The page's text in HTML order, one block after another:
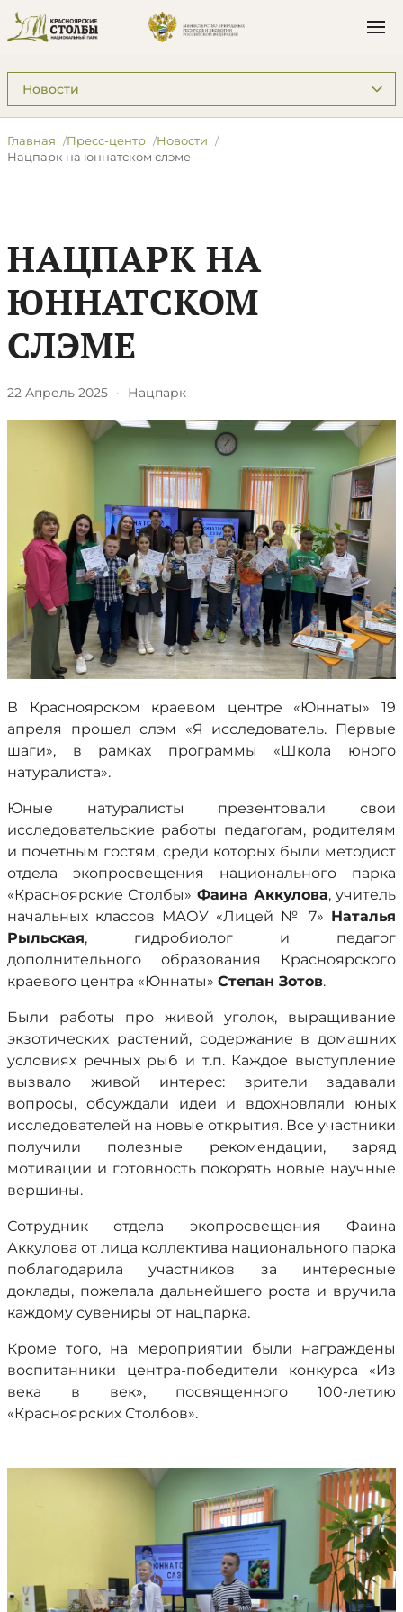
Подразделы: Пресс-центр
Главная Пресс-центр
Новости
​Нацпарк на юннатском слэме
​НАЦПАРК НА
ЮННАТСКОМ
СЛЭМЕ
22 Апрель 2025 · Нацпарк
В Красноярском краевом центре «Юннаты» 19
апреля прошел слэм «Я исследователь. Первые
шаги», в рамках программы «Школа юного
натуралиста».
Юные натуралисты презентовали свои
исследовательские работы педагогам, родителям
и почетным гостям, среди которых были методист
отдела экопросвещения национального парка
«Красноярские Столбы» Фаина Аккулова, учитель
начальных классов МАОУ «Лицей № 7» Наталья
Рыльская, гидробиолог и педагог
дополнительного образования Красноярского
краевого центра «Юннаты» Степан Зотов.
Были работы про живой уголок, выращивание
экзотических растений, содержание в домашних
условиях речных рыб и т.п. Каждое выступление
вызвало живой интерес: зрители задавали
вопросы, обсуждали идеи и вдохновляли юных
исследователей на новые открытия. Все участники
получили полезные рекомендации, заряд
мотивации и готовность покорять новые научные
вершины.
Сотрудник отдела экопросвещения Фаина
Аккулова от лица коллектива национального парка
поблагодарила участников за интересные
доклады, пожелала дальнейшего роста и вручила
каждому сувениры от нацпарка.
Кроме того, на мероприятии были награждены
воспитанники центра-победители конкурса «Из
века в век», посвященного 100-летию
«Красноярских Столбов».